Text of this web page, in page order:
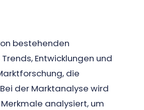
bestehenden
Entwicklungen und
die
der Marktanalyse wird
analysiert, um